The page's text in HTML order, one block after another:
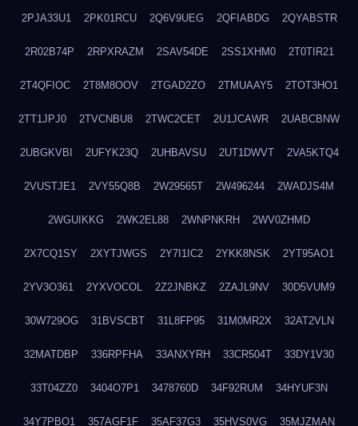
2PJA33U1 2PK01RCU 2Q6V9UEG 2QFIABDG 2QYABSTR
2R02B74P 2RPXRAZM 2SAV54DE 2SS1XHM0 2T0TIR21
2T4QFIOC 2T8M8OOV 2TGAD2ZO 2TMUAAY5 2TOT3HO1
2TT1JPJ0 2TVCNBU8 2TWC2CET 2U1JCAWR 2UABCBNW
2UBGKVBI 2UFYK23Q 2UHBAVSU 2UT1DWVT 2VA5KTQ4
2VUSTJE1 2VY55Q8B 2W29565T 2W496244 2WADJS4M
2WGUIKKG 2WK2EL88 2WNPNKRH 2WV0ZHMD
2X7CQ1SY 2XYTJWGS 2Y7I1IC2 2YKK8NSK 2YT95AO1
2YV3O361 2YXVOCOL 2Z2JNBKZ 2ZAJL9NV 30D5VUM9
30W729OG 31BVSCBT 31L8FP95 31M0MR2X 32AT2VLN
32MATDBP 336RPFHA 33ANXYRH 33CR504T 33DY1V30
33T04ZZ0 3404O7P1 3478760D 34F92RUM 34HYUF3N
34Y7PBO1 357AGF1F 35AF37G3 35HVS0VG 35MJZMAN